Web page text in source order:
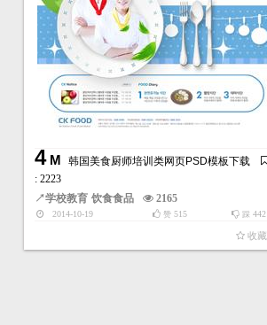
4M
韩国美食厨师培训类网页PSD模板下载
: 2223
↗学校教育 饮食食品 2165
2014-10-19 踩 442
赞515
收藏